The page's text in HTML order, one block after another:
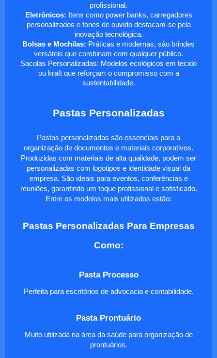
profissional.
Eletrônicos: Itens como power banks, carregadores
personalizados e fones de ouvido destacam-se pela
inovação tecnológica.
Bolsas e Mochilas: Práticas e modernas, são brindes
versáteis que combinam com qualquer público.
Sacolas Personalizadas: Modelos ecológicos em tecido
ou kraft que reforçam o compromisso com a
sustentabilidade.
Pastas Personalizadas
Pastas personalizadas são essenciais para a
organização de documentos e materiais corporativos.
Produzidas com materiais de alta qualidade, podem ser
personalizadas com logotipos e identidade visual da
empresa. São ideais para eventos, conferências e
reuniões, garantindo um toque profissional e sofisticado.
Entre os modelos mais utilizados estão:
Pastas Personalizadas Para Empresas
Como:
Pasta Processo
Perfeita para escritórios de advocacia e contabilidade.
Pasta Prontuário
Muito utilizada na área da saúde para organização de
prontuários.